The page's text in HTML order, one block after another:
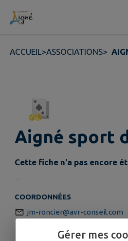
Contenu
ACCUEIL>ASSOCIATIONS>
Aigné sport
Cette fiche n'a pas encore
COORDONNÉES
jm-roncier@avr-conseil.com
Gérer mes